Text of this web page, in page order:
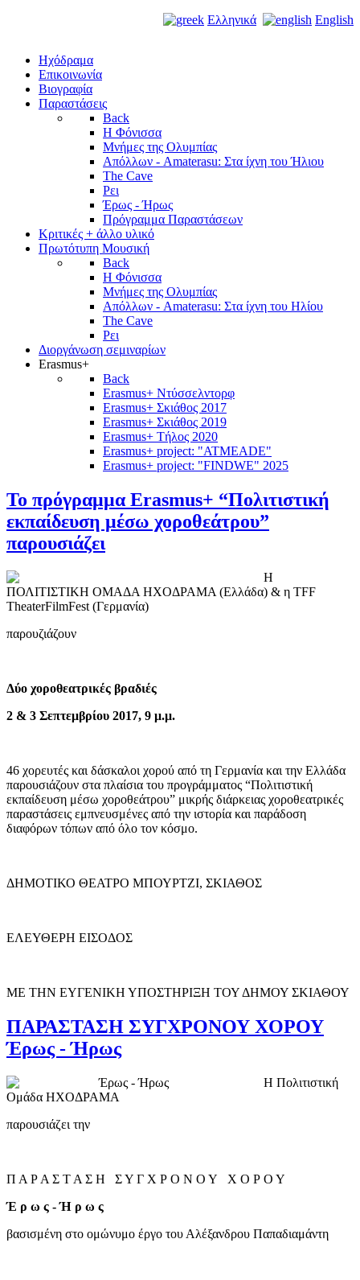
Ελληνικά English
Ηχόδραμα
Επικοινωνία
Βιογραφία
Παραστάσεις
Back
Η Φόνισσα
Μνήμες της Ολυμπίας
Απόλλων - Amaterasu: Στα ίχνη του Ήλιου
The Cave
Ρει
Έρως - Ήρως
Πρόγραμμα Παραστάσεων
Κριτικές + άλλο υλικό
Πρωτότυπη Μουσική
Back
Η Φόνισσα
Μνήμες της Ολυμπίας
Απόλλων - Amaterasu: Στα ίχνη του Ηλίου
The Cave
Ρει
Διοργάνωση σεμιναρίων
Erasmus+
Back
Erasmus+ Ντύσσελντορφ
Erasmus+ Σκιάθος 2017
Erasmus+ Σκιάθος 2019
Erasmus+ Τήλος 2020
Erasmus+ project: "ATMEADE"
Erasmus+ project: "FINDWE" 2025
Το πρόγραμμα Erasmus+ “Πολιτιστική
εκπαίδευση μέσω χοροθεάτρου”
παρουσιάζει
Η
ΠΟΛΙΤΙΣΤΙΚΗ ΟΜΑΔΑ ΗΧΟΔΡΑΜΑ (Ελλάδα) & η TFF
TheaterFilmFest (Γερμανία)
παρουζιάζουν
Δύο χοροθεατρικές βραδιές
2 & 3 Σεπτεμβρίου 2017, 9 μ.μ.
46 χορευτές και δάσκαλοι χορού από τη Γερμανία και την Ελλάδα
παρουσιάζουν στα πλαίσια του προγράμματος “Πολιτιστική
εκπαίδευση μέσω χοροθεάτρου” μικρής διάρκειας χοροθεατρικές
παραστάσεις εμπνευσμένες από την ιστορία και παράδοση
διαφόρων τόπων από όλο τον κόσμο.
ΔΗΜΟΤΙΚΟ ΘΕΑΤΡΟ ΜΠΟΥΡΤΖΙ, ΣΚΙΑΘΟΣ
ΕΛΕΥΘΕΡΗ ΕΙΣΟΔΟΣ
ΜΕ ΤΗΝ ΕΥΓΕΝΙΚΗ ΥΠΟΣΤΗΡΙΞΗ ΤΟΥ ΔΗΜΟΥ ΣΚΙΑΘΟΥ
ΠΑΡΑΣΤΑΣΗ ΣΥΓΧΡΟΝΟΥ ΧΟΡΟΥ
Έρως - Ήρως
Η Πολιτιστική
Ομάδα ΗΧΟΔΡΑΜΑ
παρουσιάζει την
Π Α Ρ Α Σ Τ Α Σ Η Σ Υ Γ Χ Ρ Ο Ν Ο Υ Χ Ο Ρ Ο Υ
Έ ρ ω ς - Ή ρ ω ς
βασισμένη στο ομώνυμο έργο του Αλέξανδρου Παπαδιαμάντη